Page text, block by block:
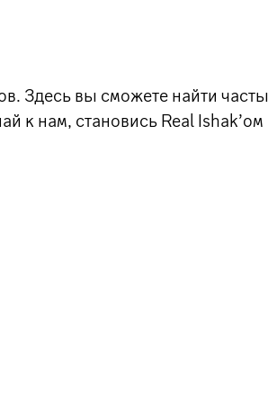
Здесь вы сможете найти
к нам, становись Real Ishak’ом